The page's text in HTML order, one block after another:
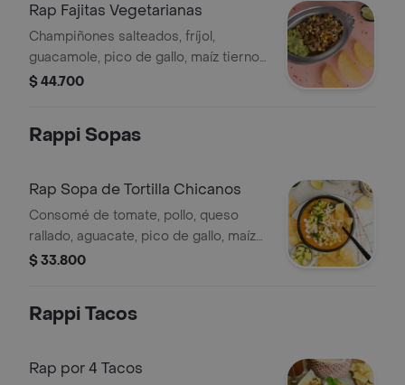
Rap Fajitas Vegetarianas
Champiñones salteados, fríjol,
guacamole, pico de gallo, maíz tierno
con tortilla de trigo o de maíz
$ 44.700
Rappi Sopas
Rap Sopa de Tortilla Chicanos
Consomé de tomate, pollo, queso
rallado, aguacate, pico de gallo, maíz
crema de leche, jalapeños y totopos.
$ 33.800
Rappi Tacos
Rap por 4 Tacos